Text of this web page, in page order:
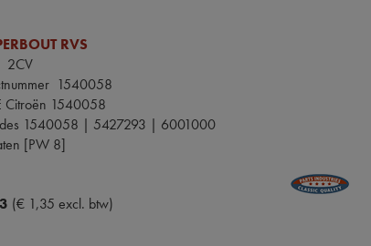
RVS
2CV
1540058
Citroën 1540058
1540058 | 5427293 | 6001000
[PW 8]
(€ 1,35 excl. btw)